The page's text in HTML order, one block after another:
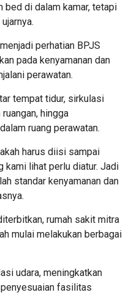
bed di dalam kamar, tetapi
perhatian BPJS
pada kenyamanan dan
perawatan.
tempat tidur, sirkulasi
hingga
ruang perawatan.
harus diisi sampai
kami lihat perlu diatur. Jadi
standar kenyamanan dan
rumah sakit mitra
mulai melakukan berbagai
udara, meningkatkan
penyesuaian fasilitas